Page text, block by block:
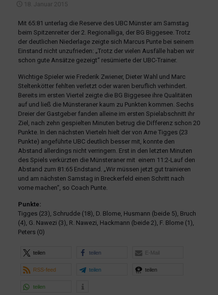
18. Januar 2015
Mit 65:81 unterlag die Reserve des UBC Münster am Samstag
beim Spitzenreiter der 2. Regionalliga, der BG Biggesee. Trotz
der deutlichen Niederlage zeigte sich Marcus Punte bei seinem
Einstand nicht unzufrieden: „Trotz der vielen Ausfälle haben wir
schon gute Ansätze gezeigt“ resümierte der UBC-Trainer.
Wichtige Spieler wie Frederik Zwiener, Dieter Wahl und Marc
Steltenkötter fehlten verletzt oder waren beruflich verhindert.
Bereits im ersten Viertel zeigte die BG Biggesee ihre Qualitäten
auf und ließ die Münsteraner kaum zu Punkten kommen. Sechs
Dreier der Gastgeber fanden alleine im ersten Spielabschnitt ihr
Ziel, nach zehn gespielten Minuten betrug die Differenz schon 20
Punkte. In den nächsten Vierteln hielt der von Arne Tigges (23
Punkte) angeführte UBC deutlich besser mit, konnte den
Abstand allerdings nicht verringern. Erst in den letzten Minuten
des Spiels verkürzten die Münsteraner mit einem 11:2-Lauf den
Abstand zum 81:65 Endstand. „Wir müssen jetzt gut trainieren
und am nächsten Samstag in Breckerfeld einen Schritt nach
vorne machen“, so Coach Punte.
Punkte:
Tigges (23), Schrudde (18), D. Blome, Husmann (beide 5), Bruch
(4), G. Nawezi (3), R. Nawezi, Hackmann (beide 2), F. Blome (1),
Peters (0)
teilen teilen E-Mail
RSS-feed teilen teilen
teilen